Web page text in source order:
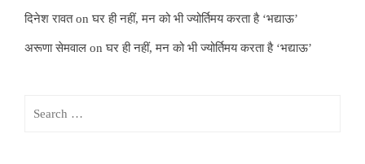
दिनेश रावतonघर ही नहीं, मन को भी ज्योर्तिमय करता है ‘भद्याऊ’
अरूणा सेमवाल onघर ही नहीं, मन को भी ज्योर्तिमय करता है ‘भद्याऊ’